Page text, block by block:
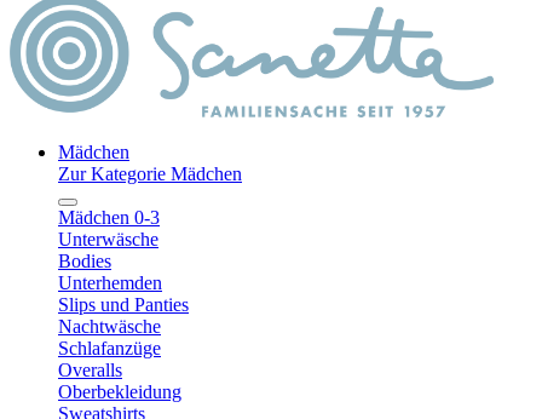
Mädchen
Zur Kategorie Mädchen
Mädchen 0-3
Unterwäsche
Bodies
Unterhemden
Slips und Panties
Nachtwäsche
Schlafanzüge
Overalls
Oberbekleidung
Sweatshirts